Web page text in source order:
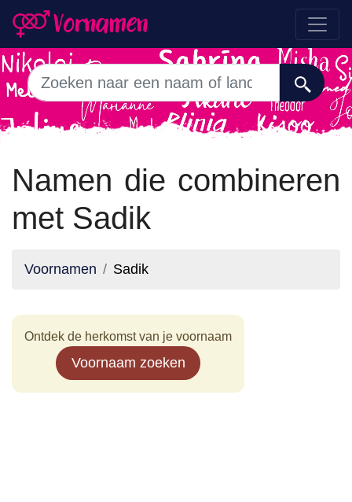
Namen die combineren
met Sadik
Voornamen Sadik
Ontdek de herkomst van je voornaam
Voornaam zoeken